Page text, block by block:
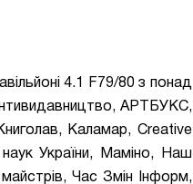
4.1 F79/80з понад
АРТБУКС,
Каламар, Creative
наук України, Маміно, Наш
Час Змін Інформ,